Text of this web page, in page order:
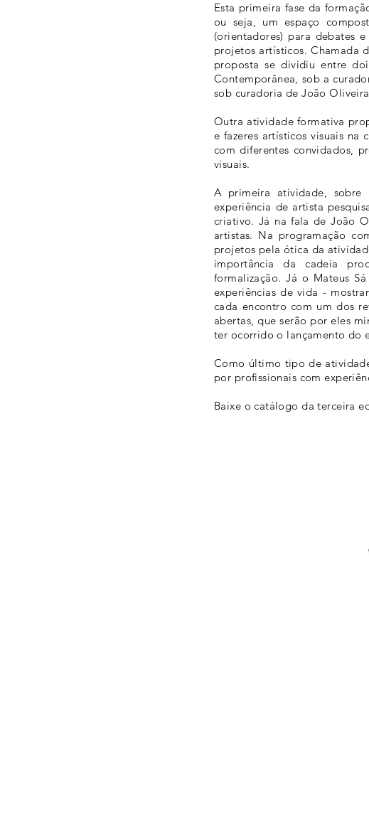
Esta primeira fase da
ou seja, um espaço
(orientadores) para debates
projetos artísticos. Chamada
proposta se dividiu entre
Contemporânea, sob a
sob curadoria de João
Outra atividade formativa
e fazeres artísticos visuais na
com diferentes convidados,
visuais.
A primeira atividade, sobre
experiência de artista
criativo. Já na fala de João
artistas. Na programação
projetos pela ótica da
importância da cadeia
formalização. Já o Mateus
experiências de vida -
cada encontro com um dos
abertas, que serão por eles
ter ocorrido o lançamento do
Como último tipo de
por profissionais com
Baixe o catálogo da terceira